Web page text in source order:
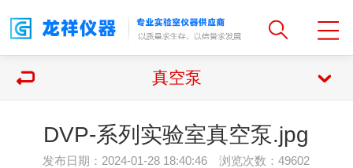
真空泵
DVP-系列实验室真空泵.jpg
发布日期：2024-01-28 18:40:46 浏览次数：49602